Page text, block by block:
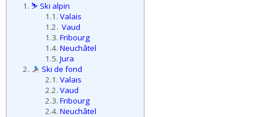
1. ⛷️ Ski alpin
1.1. Valais
1.2. Vaud
1.3. Fribourg
1.4. Neuchâtel
1.5. Jura
2.
Ski de fond
2.1. Valais
2.2. Vaud
2.3. Fribourg
2.4. Neuchâtel